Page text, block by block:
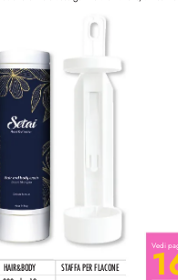
HAIR&BODY STAFFA PER FLACONE
Vedi